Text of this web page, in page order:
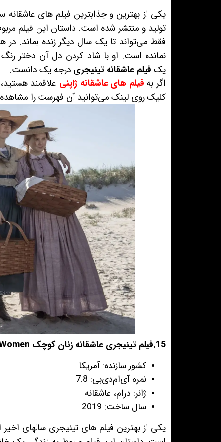
یکی از بهترین و جذابترین فیلم های
نمانده است. او با شاد کردن دل آن دختر
یک فیلم عاشقانه تینیجری درجه یک دانست.
اگر به فیلم های عاشقانه ژاپنی علاقمند
کلیک روی لینک می‌توانید آن فهرست را
15.فیلم تینیجری عاشقانه زنان کوچک Little Women
کشور سازنده: آمریکا
نمره آی‌ام‌دی‌بی: 7.8
ژانر: درام، عاشقانه
سال ساخت: 2019
یکی از بهترین فیلم های تینیجری سالهای